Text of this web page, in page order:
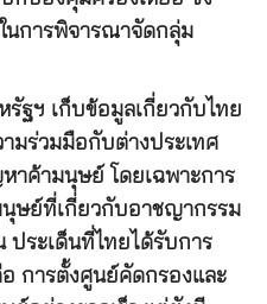
นการพิจารณาจัดกลุ่ม
รัฐฯ เก็บข้อมูลเกี่ยวกับไทย
มร่วมมือกับต่างประเทศ
าค้ามนุษย์ โดยเฉพาะการ
นุษย์ที่เกี่ยวกับอาชญากรรม
ประเด็นที่ไทยได้รับการ
การตั้งศูนย์คัดกรองและ